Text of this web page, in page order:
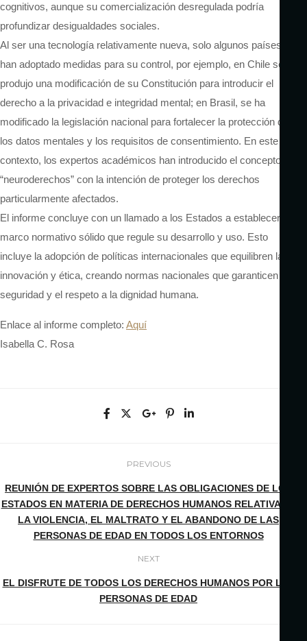
cognitivos, aunque su comercialización desregulada podría
profundizar desigualdades sociales.
Al ser una tecnología relativamente nueva, solo algunos países
han adoptado medidas para su control, por ejemplo, en Chile se
produjo una modificación de su Constitución para introducir el
derecho a la privacidad e integridad mental; en Brasil, se ha
modificado la legislación nacional para fortalecer la protección de
los datos mentales y los requisitos de consentimiento. En este
contexto, los expertos académicos han introducido el concepto de
“neuroderechos” con la intención de proteger los derechos
particularmente afectados.
El informe concluye con un llamado a los Estados a establecer un
marco normativo sólido que regule su desarrollo y uso. Esto
incluye la adopción de políticas internacionales que equilibren la
innovación y ética, creando normas nacionales que garanticen la
seguridad y el respeto a la dignidad humana.
Enlace al informe completo: Aquí
Isabella C. Rosa
PREVIOUS
REUNIÓN DE EXPERTOS SOBRE LAS OBLIGACIONES DE LOS
ESTADOS EN MATERIA DE DERECHOS HUMANOS RELATIVAS A
LA VIOLENCIA, EL MALTRATO Y EL ABANDONO DE LAS
PERSONAS DE EDAD EN TODOS LOS ENTORNOS
NEXT
EL DISFRUTE DE TODOS LOS DERECHOS HUMANOS POR LAS
PERSONAS DE EDAD